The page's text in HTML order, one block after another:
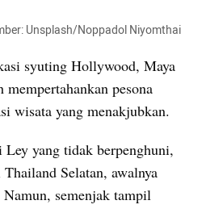
Unsplash/Noppadol Niyomthai
syuting Hollywood, Maya
pesona
wisata yang menakjubkan.
yang tidak berpenghuni,
Selatan, awalnya
semenjak tampil